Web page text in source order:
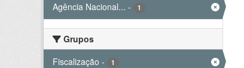
Agência Nacional... - 1
Grupos
Fiscalização - 1